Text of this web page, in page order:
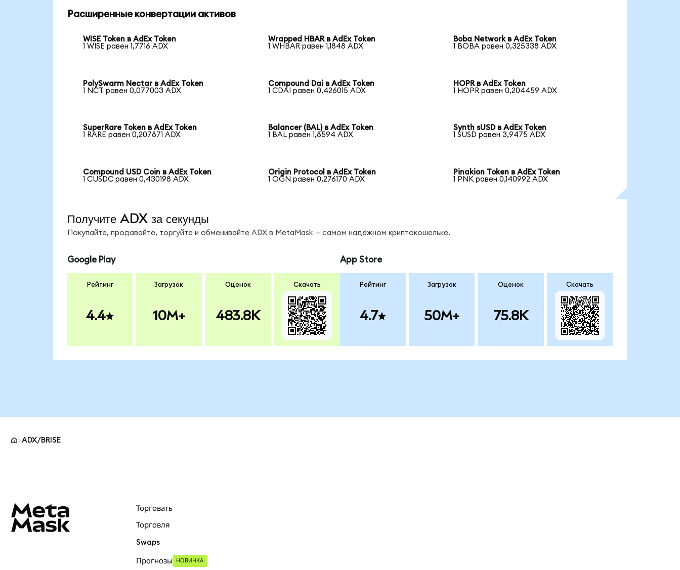
Расширенные конвертации активов
WISE Token в AdEx Token
1 WISE равен 1,7716 ADX
Wrapped HBAR в AdEx Token
1 WHBAR равен 1,1848 ADX
Boba Network в AdEx Token
1 BOBA равен 0,325338 ADX
PolySwarm Nectar в AdEx Token
1 NCT равен 0,077003 ADX
Compound Dai в AdEx Token
1 CDAI равен 0,426015 ADX
HOPR в AdEx Token
1 HOPR равен 0,204459 ADX
SuperRare Token в AdEx Token
1 RARE равен 0,207871 ADX
Balancer (BAL) в AdEx Token
1 BAL равен 1,8594 ADX
Synth sUSD в AdEx Token
1 SUSD равен 3,9475 ADX
Compound USD Coin в AdEx Token
1 CUSDC равен 0,430198 ADX
Origin Protocol в AdEx Token
1 OGN равен 0,276170 ADX
Pinakion Token в AdEx Token
1 PNK равен 0,140992 ADX
Получите ADX за секунды
Покупайте, продавайте, торгуйте и обменивайте ADX в MetaMask — самом надёжном криптокошельке.
Google Play
Рейтинг
4.4
Загрузок
10M+
Оценок
483.8K
Скачать
App Store
Рейтинг
4.7
Загрузок
50M+
Оценок
75.8K
Скачать
ADX/BRISE
Торговать
Торговля
Swaps
Прогнозы НОВИНКА